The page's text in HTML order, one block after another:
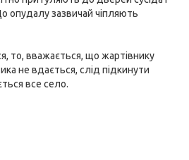
опудалу зазвичай чіпляють
то, вважається, що жартівнику
не вдається, слід підкинути
все село.